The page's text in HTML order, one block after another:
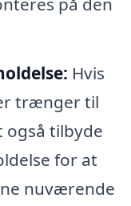
Hvis
trænger til
tilbyde
for at
nuværende